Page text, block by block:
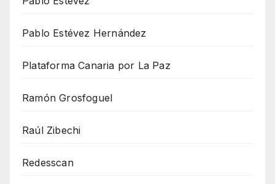
Pablo Estévez Hernández
Plataforma Canaria por La Paz
Ramón Grosfoguel
Raúl Zibechi
Redesscan